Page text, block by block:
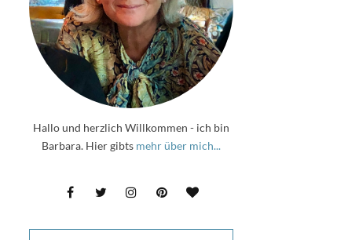
Hallo und herzlich Willkommen - ich bin
Barbara. Hier gibts mehr über mich...